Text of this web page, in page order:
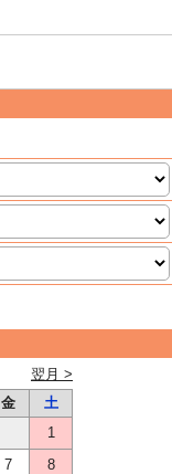
翌月 >
金
土
1
7
8